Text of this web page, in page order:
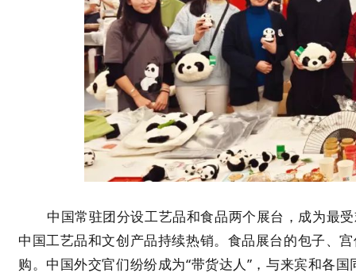
中国常驻团分设工艺品和食品两个展台，成为最
中国工艺品和文创产品持续热销。食品展台的包子、
购。中国外交官们纷纷成为“带货达人”，与来宾和各